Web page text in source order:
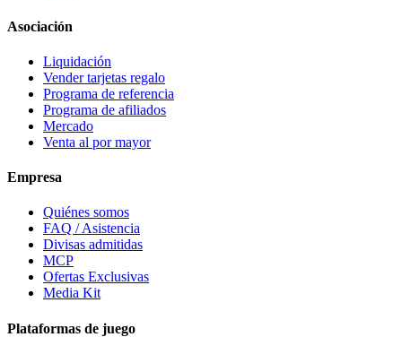
Asociación
Liquidación
Vender tarjetas regalo
Programa de referencia
Programa de afiliados
Mercado
Venta al por mayor
Empresa
Quiénes somos
FAQ / Asistencia
Divisas admitidas
MCP
Ofertas Exclusivas
Media Kit
Plataformas de juego